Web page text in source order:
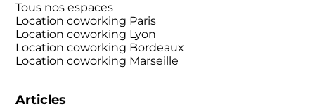
Tous nos espaces
Location coworking Paris
Location coworking Lyon
Location coworking Bordeaux
Location coworking Marseille
Articles